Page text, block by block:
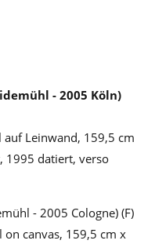
- 2005 Köln)
auf Leinwand, 159,5 cm
1995 datiert, verso
- 2005 Cologne) (F)
on canvas, 159,5 cm x